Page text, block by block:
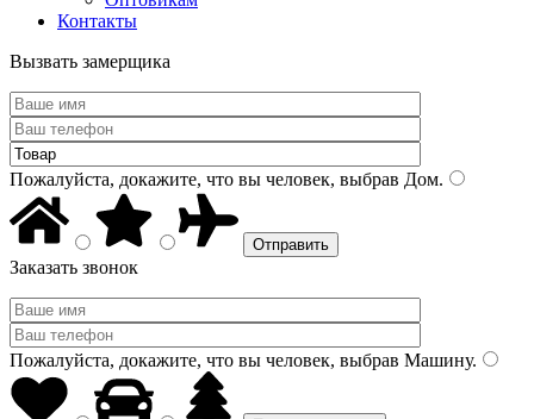
Контакты
Вызвать замерщика
Пожалуйста, докажите, что вы человек, выбрав Дом.
Заказать звонок
Пожалуйста, докажите, что вы человек, выбрав Машину.